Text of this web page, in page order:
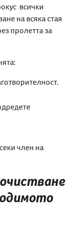
всички
на всяка стая
пролетта за
член на